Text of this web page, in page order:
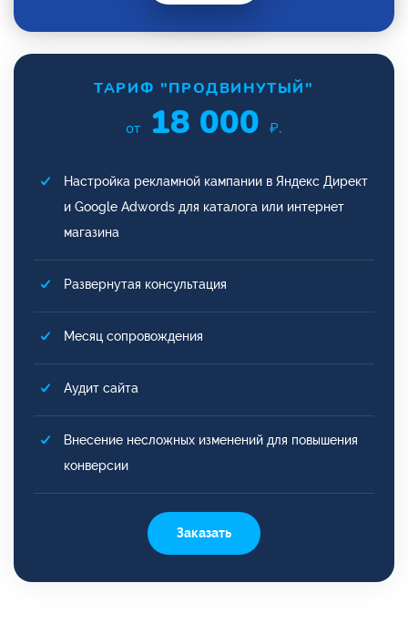
ТАРИФ "ПРОДВИНУТЫЙ"
от 18 000 ₽.
Настройка рекламной кампании в Яндекс Директ
и Google Adwords для каталога или интернет
магазина
Развернутая консультация
Месяц сопровождения
Аудит сайта
Внесение несложных изменений для повышения
конверсии
Заказать